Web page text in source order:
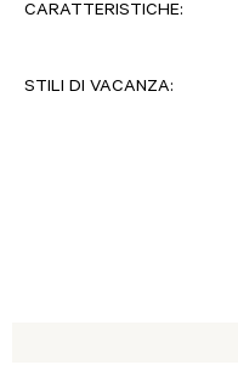
CARATTERISTICHE:
STILI DI VACANZA: